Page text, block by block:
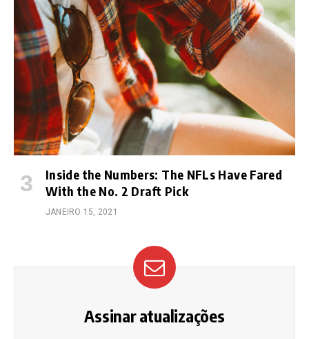
Inside the Numbers: The NFLs Have Fared
With the No. 2 Draft Pick
JANEIRO 15, 2021
Assinar atualizações